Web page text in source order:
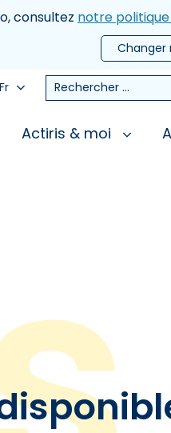
consultez notre
Changer
Fr Rechercher
Actiris & moi